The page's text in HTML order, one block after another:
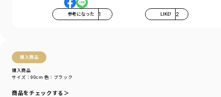
参考になった 1 LIKE! 2
購入商品
購入商品
サイズ：90cm 色：ブラック
商品をチェックする＞
着用イメージ/カラー：ベージュ
モデル：身長109.0cm 体重18.0kg
ブランド
シーズン
カテゴリ
カラー
／
性別タイプ